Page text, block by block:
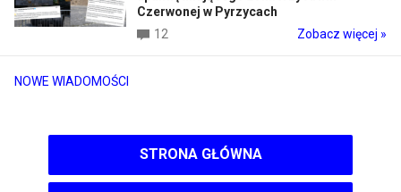
NOWE WIADOMOŚCI
Czerwonej w Pyrzycach
12
Zobacz więcej »
STRONA GŁÓWNA